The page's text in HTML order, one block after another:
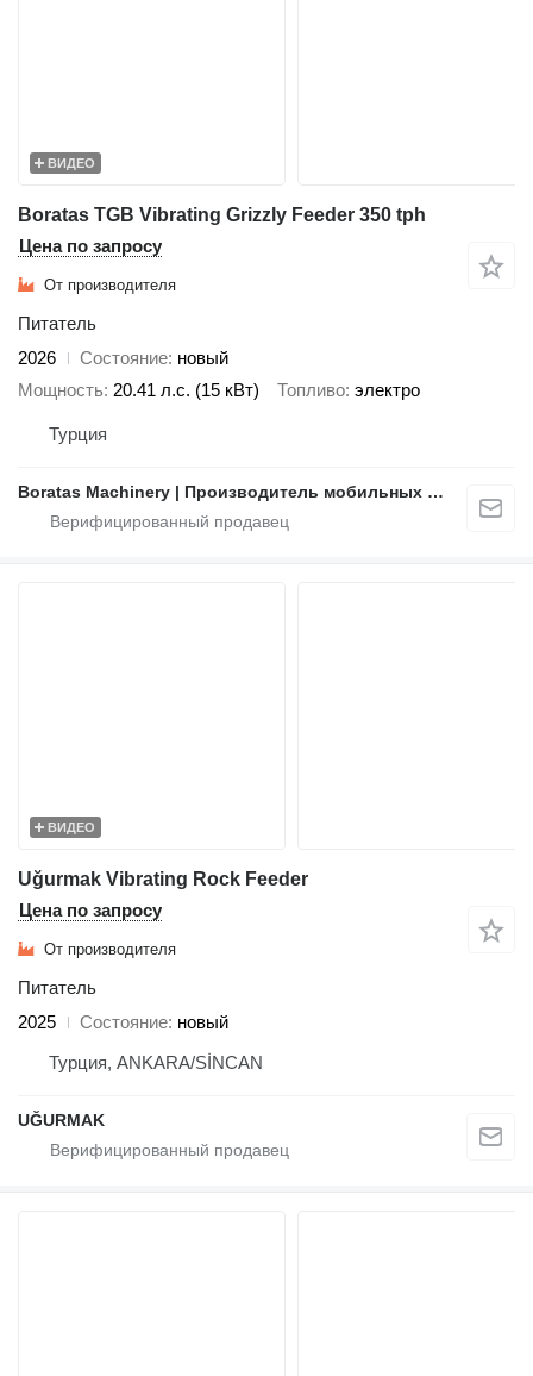
ВИДЕО
Boratas TGB Vibrating Grizzly Feeder 350 tph
Цена по запросу
От производителя
Питатель
2026
Состояние новый
Мощность 20.41 л.с. (15 кВт) Топливо электро
Турция
Boratas Machinery | Производитель мобильных и стационарных дробильно-сортировочных установок
ВИДЕО
Uğurmak Vibrating Rock Feeder
Цена по запросу
От производителя
Питатель
2025
Состояние новый
Турция, ANKARA/SİNCAN
UĞURMAK